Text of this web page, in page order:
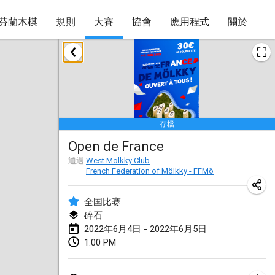
蘭木棋 規則 大賽 協會 應用程式 關於
存檔
Open de France
通過 West Mölkky Club
French Federation of Mölkky - FFMö
全国比赛
碎石
2022年6月4日 - 2022年6月5日
1:00 PM
2022年1月
Tournoi Mixte ASPTTOM
2022年1月22日|法國
KKS Halli Duppeli
2022年1月22日|芬蘭
Mölkky Tournament - Doubles
2022年1月22日|日本
Suomelan Mölkky-open
2022年1月22日|西班牙
The Mölkky Tournament 2nd